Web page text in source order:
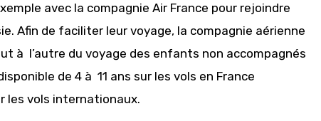
avec la compagnie Air France pour rejoindre
Afin de faciliter leur voyage, la compagnie aérienne
à l’autre du voyage des enfants non accompagnés
de 4 à 11 ans sur les vols en France
les vols internationaux.